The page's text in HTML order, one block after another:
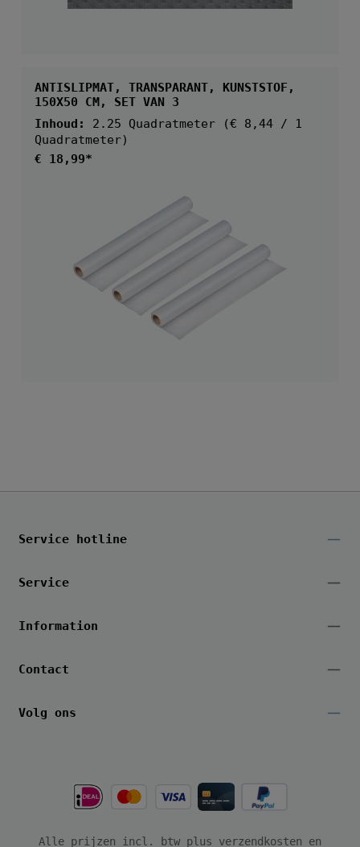
ANTISLIPMAT, TRANSPARANT, KUNSTSTOF,
150X50 CM, SET VAN 3
Inhoud: 2.25 Quadratmeter
(€ 8,44 / 1
Quadratmeter)
Normale prijs:
€ 18,99*
Service hotline
Service
Information
Contact
Volg ons
Alle prijzen incl. btw plus verzendkosten en